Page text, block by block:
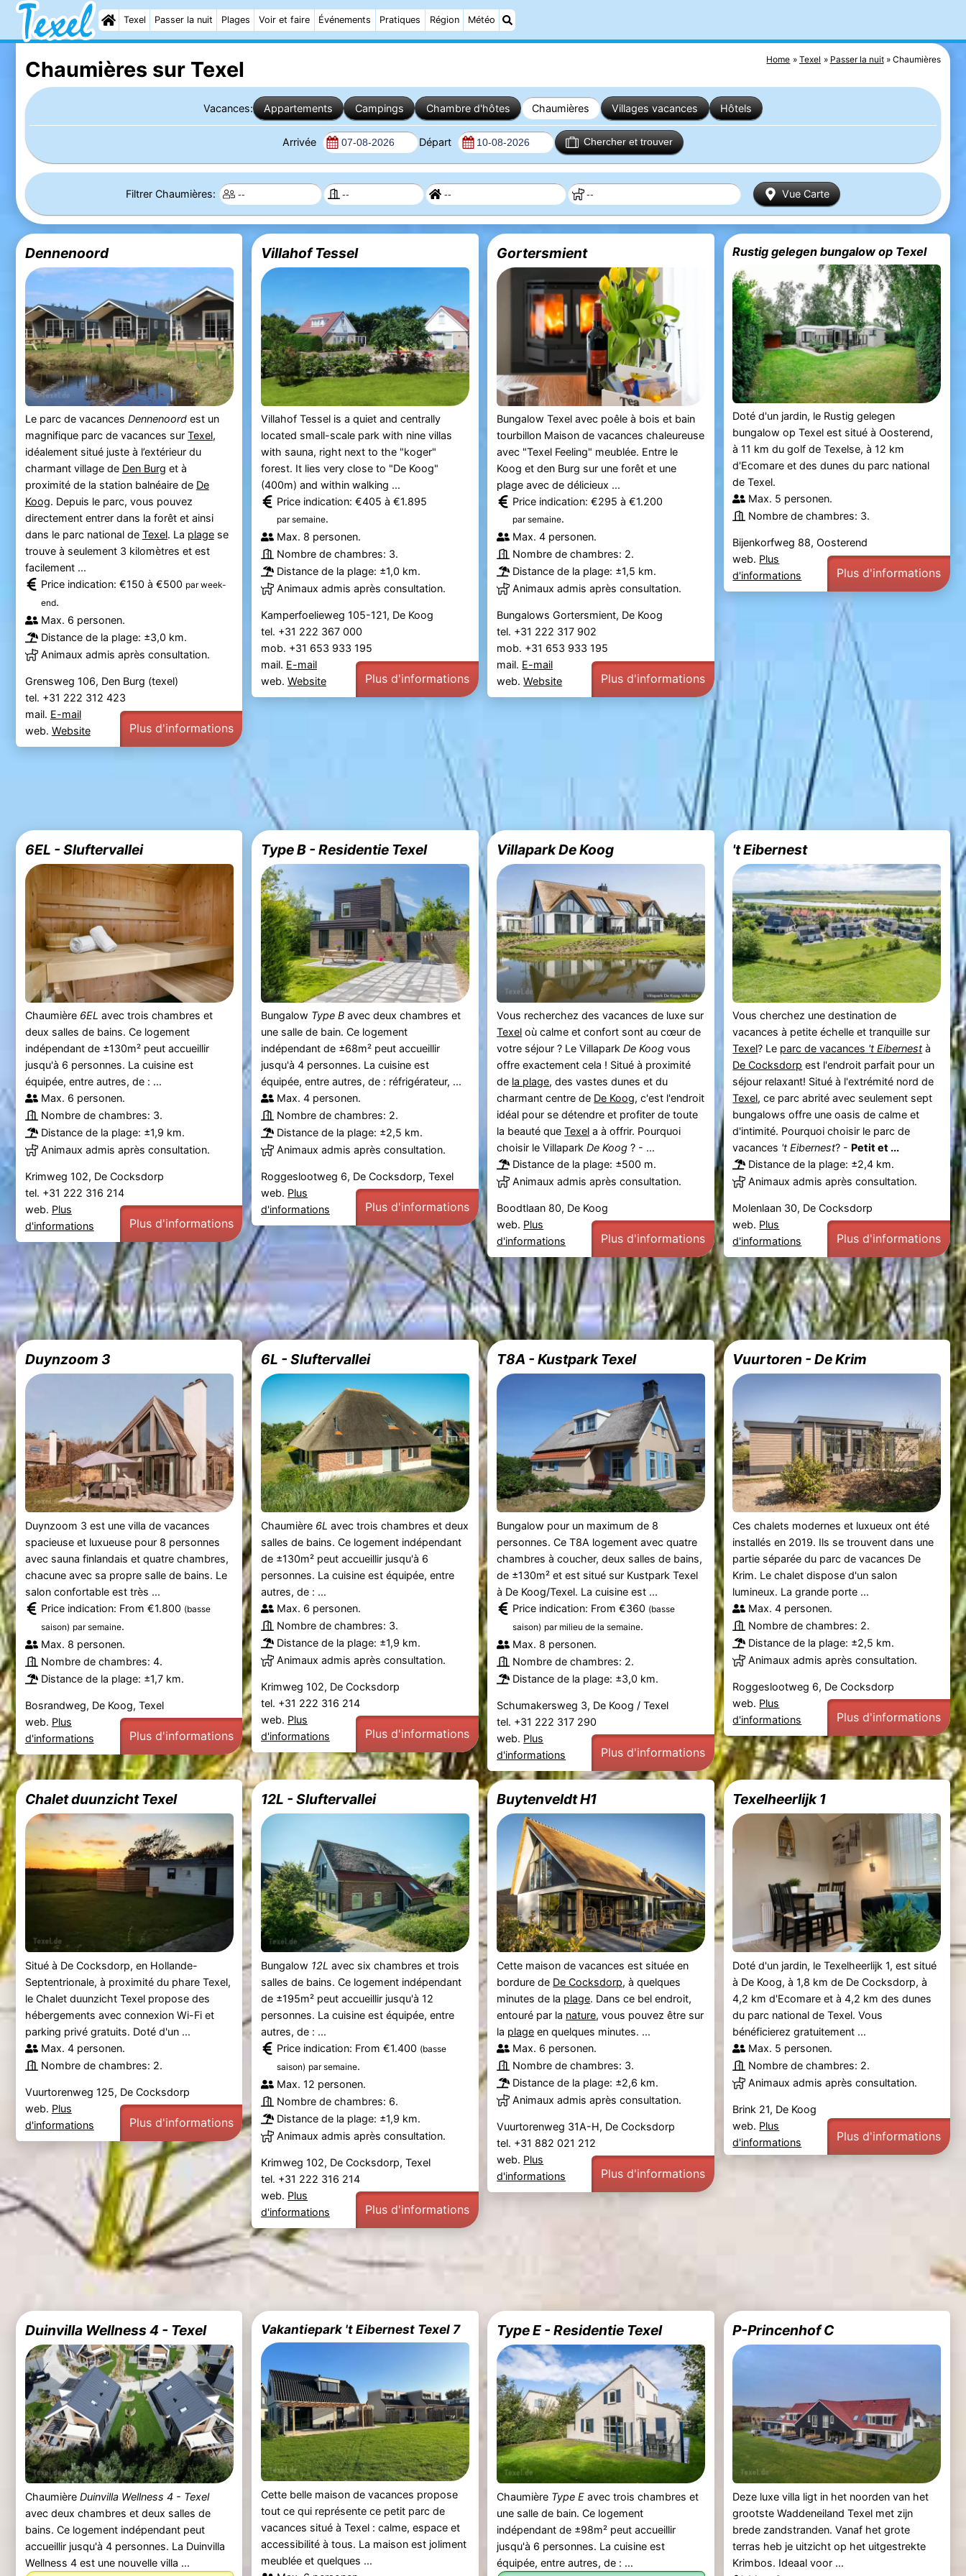
Texel Passer la nuit Plages Voir et faire Événements Pratiques Région Météo
Home Texel Passer la nuit Chaumières
Chaumières sur Texel
Vacances: Appartements Campings Chambre d'hôtes Chaumières Villages vacances Hôtels
Arrivée Départ Chercher et trouver
Filtrer Chaumières: Vue Carte
Dennenoord
Le parc de vacances Dennenoordest un
magnifique parc de vacances sur Texel,
idéalement situé juste à l’extérieur du
charmant village de Den Burg et à
proximité de la station balnéaire de De
Koog. Depuis le parc, vous pouvez
directement entrer dans la forêt et ainsi
dans le parc national de Texel. La plagese
trouve à seulement 3 kilomètres et est
facilement ...
Price indication: €150 à €500 par week-
end.
Max. 6 personen.
Distance de la plage: ±3,0 km.
Animaux admis après consultation.
Grensweg 106, Den Burg (texel)
tel. +31 222 312 423
mail. E-mail
web. Website Plus d'informations
Villahof Tessel
Villahof Tessel is a quiet and centrally
located small-scale park with nine villas
with sauna, right next to the "koger"
forest. It lies very close to "De Koog"
(400m) and within walking ...
Price indication: €405 à €1.895
par semaine.
Max. 8 personen.
Nombre de chambres: 3.
Distance de la plage: ±1,0 km.
Animaux admis après consultation.
Kamperfoelieweg 105-121, De Koog
tel. +31 222 367 000
mob. +31 653 933 195
mail. E-mail
web. Website Plus d'informations
Gortersmient
Bungalow Texel avec poêle à bois et bain
tourbillon Maison de vacances chaleureuse
avec "Texel Feeling" meublée. Entre le
Koog et den Burg sur une forêt et une
plage avec de délicieux ...
Price indication: €295 à €1.200
par semaine.
Max. 4 personen.
Nombre de chambres: 2.
Distance de la plage: ±1,5 km.
Animaux admis après consultation.
Bungalows Gortersmient, De Koog
tel. +31 222 317 902
mob. +31 653 933 195
mail. E-mail
web.Website Plus d'informations
Rustig gelegen bungalow op Texel
Doté d'un jardin, le Rustig gelegen
bungalow op Texel est situé à Oosterend,
à 11 km du golf de Texelse, à 12 km
d'Ecomare et des dunes du parc national
de Texel.
Max. 5 personen.
Nombre de chambres: 3.
Bijenkorfweg 88, Oosterend
web. Plus
d'informations
Plus d'informations
6EL - Sluftervallei
Chaumière 6EL avec trois chambres et
deux salles de bains. Ce logement
indépendant de ±130m² peut accueillir
jusqu'à 6 personnes. La cuisine est
équipée, entre autres, de : ...
Max. 6 personen.
Nombre de chambres: 3.
Distance de la plage: ±1,9 km.
Animaux admis après consultation.
Krimweg 102, De Cocksdorp
tel. +31 222 316 214
web. Plus
d'informations
Plus d'informations
Type B - Residentie Texel
Bungalow Type Bavec deux chambres et
une salle de bain. Ce logement
indépendant de ±68m² peut accueillir
jusqu'à 4 personnes. La cuisine est
équipée, entre autres, de : réfrigérateur, ...
Max. 4 personen.
Nombre de chambres: 2.
Distance de la plage: ±2,5 km.
Animaux admis après consultation.
Roggeslootweg 6, De Cocksdorp, Texel
web. Plus
d'informations
Plus d'informations
Villapark De Koog
Vous recherchez des vacances de luxe sur
Texel où calme et confort sont au cœur de
votre séjour ? Le VillaparkDe Koog vous
offre exactement cela ! Situé à proximité
de la plage, des vastes dunes et du
charmant centre de De Koog, c'est l'endroit
idéal pour se détendre et profiter de toute
la beauté queTexel a à offrir. Pourquoi
choisir le VillaparkDe Koog ? - ...
Distance de la plage: ±500 m.
Animaux admis après consultation.
Boodtlaan 80, De Koog
web. Plus
d'informations
Plus d'informations
't Eibernest
Vous cherchez une destination de
vacances à petite échelle et tranquille sur
Texel? Le parc de vacances 't Eibernest à
De Cocksdorp est l'endroit parfait pour un
séjour relaxant! Situé à l'extrémité nord de
Texel, ce parc abrité avec seulement sept
bungalows offre une oasis de calme et
d'intimité. Pourquoi choisir le parc de
vacances 't Eibernest? - Petit et ...
Distance de la plage: ±2,4 km.
Animaux admis après consultation.
Molenlaan 30, De Cocksdorp
web. Plus
d'informations
Plus d'informations
Duynzoom 3
Duynzoom 3 est une villa de vacances
spacieuse et luxueuse pour 8 personnes
avec sauna finlandais et quatre chambres,
chacune avec sa propre salle de bains. Le
salon confortable est très ...
Price indication: From €1.800 (basse
saison) par semaine.
Max. 8 personen.
Nombre de chambres: 4.
Distance de la plage: ±1,7 km.
Bosrandweg, De Koog, Texel
web. Plus
d'informations
Plus d'informations
6L - Sluftervallei
Chaumière 6L avec trois chambres et deux
salles de bains. Ce logement indépendant
de ±130m² peut accueillir jusqu'à 6
personnes. La cuisine est équipée, entre
autres, de : ...
Max. 6 personen.
Nombre de chambres: 3.
Distance de la plage: ±1,9 km.
Animaux admis après consultation.
Krimweg 102, De Cocksdorp
tel. +31 222 316 214
web. Plus
d'informations
Plus d'informations
T8A - Kustpark Texel
Bungalow pour un maximum de 8
personnes. Ce T8A logement avec quatre
chambres à coucher, deux salles de bains,
de ±130m² et est situé sur Kustpark Texel
à De Koog/Texel. La cuisine est ...
Price indication: From €360 (basse
saison) par milieu de la semaine.
Max. 8 personen.
Nombre de chambres: 2.
Distance de la plage: ±3,0 km.
Schumakersweg 3, De Koog / Texel
tel. +31 222 317 290
web. Plus
d'informations
Plus d'informations
Vuurtoren - De Krim
Ces chalets modernes et luxueux ont été
installés en 2019. Ils se trouvent dans une
partie séparée du parc de vacances De
Krim. Le chalet dispose d'un salon
lumineux. La grande porte ...
Max. 4 personen.
Nombre de chambres: 2.
Distance de la plage: ±2,5 km.
Animaux admis après consultation.
Roggeslootweg 6, De Cocksdorp
web. Plus
d'informations
Plus d'informations
Chalet duunzicht Texel
Situé à De Cocksdorp, en Hollande-
Septentrionale, à proximité du phare Texel,
le Chalet duunzicht Texel propose des
hébergements avec connexion Wi-Fi et
parking privé gratuits. Doté d'un ...
Max. 4 personen.
Nombre de chambres: 2.
Vuurtorenweg 125, De Cocksdorp
web. Plus
d'informations
Plus d'informations
12L - Sluftervallei
Bungalow 12L avec six chambres et trois
salles de bains. Ce logement indépendant
de ±195m² peut accueillir jusqu'à 12
personnes. La cuisine est équipée, entre
autres, de : ...
Price indication: From €1.400 (basse
saison) par semaine.
Max. 12 personen.
Nombre de chambres: 6.
Distance de la plage: ±1,9 km.
Animaux admis après consultation.
Krimweg 102, De Cocksdorp, Texel
tel. +31 222 316 214
web. Plus
d'informations
Plus d'informations
Buytenveldt H1
Cette maison de vacances est située en
bordure de De Cocksdorp, à quelques
minutes de la plage. Dans ce bel endroit,
entouré par la nature, vous pouvez être sur
la plage en quelques minutes. ...
Max. 6 personen.
Nombre de chambres: 3.
Distance de la plage: ±2,6 km.
Animaux admis après consultation.
Vuurtorenweg 31A-H, De Cocksdorp
tel. +31 882 021 212
web. Plus
d'informations
Plus d'informations
Texelheerlijk 1
Doté d'un jardin, le Texelheerlijk 1, est situé
à De Koog, à 1,8 km de De Cocksdorp, à
4,2 km d'Ecomare et à 4,2 km des dunes
du parc national de Texel. Vous
bénéficierez gratuitement ...
Max. 5 personen.
Nombre de chambres: 2.
Animaux admis après consultation.
Brink 21, De Koog
web. Plus
d'informations
Plus d'informations
Duinvilla Wellness 4 - Texel
Chaumière Duinvilla Wellness 4 - Texel
avec deux chambres et deux salles de
bains. Ce logement indépendant peut
accueillir jusqu'à 4 personnes. La Duinvilla
Wellness 4 est une nouvelle villa ...
Vakantiepark 't Eibernest Texel 7
Cette belle maison de vacances propose
tout ce qui représente ce petit parc de
vacances situé à Texel : calme, espace et
accessibilité à tous. La maison est joliment
meublée et quelques ...
Type E - Residentie Texel
Chaumière Type E avec trois chambres et
une salle de bain. Ce logement
indépendant de ±98m² peut accueillir
jusqu'à 6 personnes. La cuisine est
équipée, entre autres, de : ...
P-Princenhof C
Deze luxe villa ligt in het noorden van het
grootste Waddeneiland Texel met zijn
brede zandstranden. Vanaf het grote
terras heb je uitzicht op het uitgestrekte
Krimbos. Ideaal voor ...